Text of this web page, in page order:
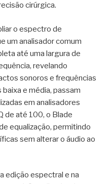
cirúrgica.
o espectro de
um analisador comum
até uma largura de
revelando
sonoros e frequências
e média, passam
em analisadores
de até 100, o Blade
equalização, permitindo
sem alterar o áudio ao
edição espectral e na